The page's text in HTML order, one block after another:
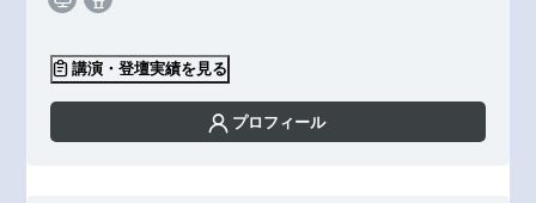
講演・登壇実績を見る
プロフィール